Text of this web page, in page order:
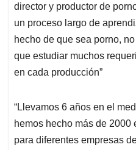
director y productor de
un proceso largo de
hecho de que sea porno,
que estudiar muchos
en cada producción”
“Llevamos 6 años en el
hemos hecho más de
para diferentes empresas